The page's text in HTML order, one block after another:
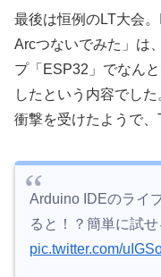
最後は恒例のLT大会
Arcつないでみた」は
プ「ESP32」でなん
したという内容でし
衝撃を受けたようで、
Arduino IDEのライ
ると！？簡単に試せ
pic.twitter.com/